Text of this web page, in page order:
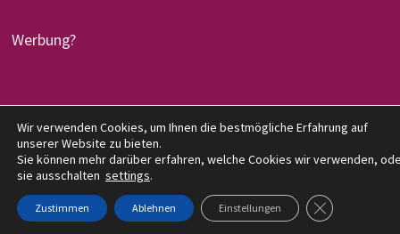
Werbung?
Copyright © 2026denglers-buchkritik.de. Mit Stolz
präsentiert von WordPress
Wir verwenden Cookies, um Ihnen die bestmögliche Erfahrung auf
unserer Website zu bieten.
Sie können mehr darüber erfahren, welche Cookies wir verwenden,
sie ausschalten settings.
Zustimmen Ablehnen Einstellungen GDPR COOKIE-